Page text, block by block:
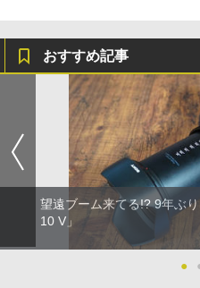
おすすめ記事
望遠ブーム来てる!? 9年ぶ
10 V」
●